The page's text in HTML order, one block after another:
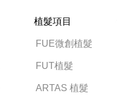
植髮項目
FUE微創植髮
FUT植髮
ARTAS 植髮